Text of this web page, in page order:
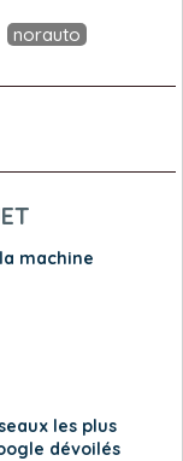
norauto
machine
les plus
dévoilés